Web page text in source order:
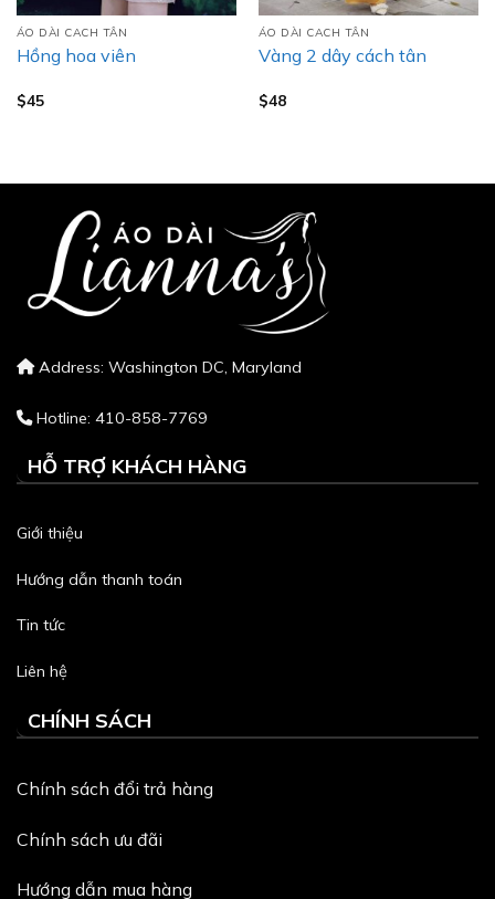
ÁO DÀI CACH TÂN
Hồng hoa viên
$45
ÁO DÀI CACH TÂN
Vàng 2 dây cách tân
$48
Address: Washington DC, Maryland
Hotline: 410-858-7769
HỖ TRỢ KHÁCH HÀNG
Giới thiệu
Hướng dẫn thanh toán
Tin tức
Liên hệ
CHÍNH SÁCH
Chính sách đổi trả hàng
Chính sách ưu đãi
Hướng dẫn mua hàng